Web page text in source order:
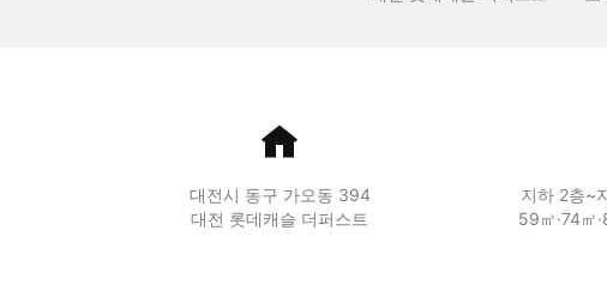
대전시 동구 가오동 394
대전 롯데캐슬 더퍼스트
지하 2층~
59㎡·74㎡